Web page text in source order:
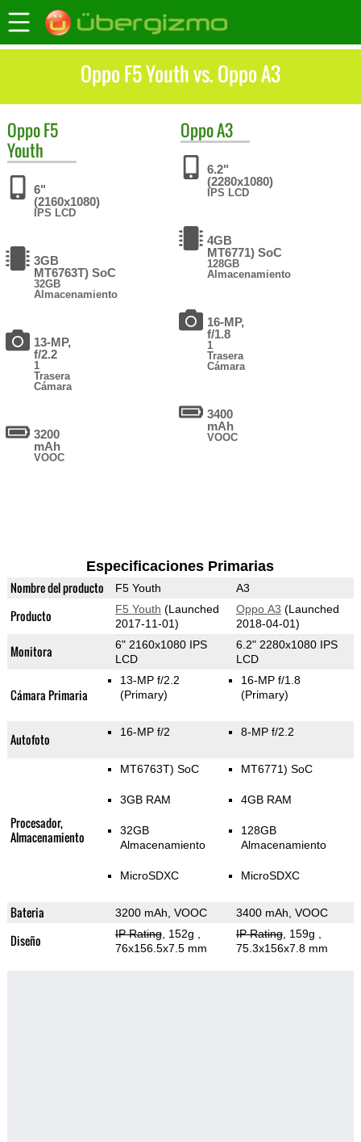
Oppo F5 Youth vs. Oppo A3
OppoF5
Youth
6"
(2160x1080)
IPS LCD
3GB
MT6763T) SoC
32GB
Almacenamiento
13-MP,
f/2.2
1
Trasera
Cámara
3200
mAh
VOOC
OppoA3
6.2"
(2280x1080)
IPS LCD
4GB
MT6771) SoC
128GB
Almacenamiento
16-MP,
f/1.8
1
Trasera
Cámara
3400
mAh
VOOC
Especificaciones Primarias
Nombre del producto F5 Youth A3
Producto F5 Youth (Launched
2017-11-01)
Oppo A3 (Launched
2018-04-01)
Monitora
6" 2160x1080 IPS
LCD
6.2" 2280x1080 IPS
LCD
Cámara Primaria
13-MP f/2.2
(Primary)
16-MP f/1.8
(Primary)
Autofoto 16-MP f/2 8-MP f/2.2
Procesador,
Almacenamiento
MT6763T) SoC
3GB RAM
32GB
Almacenamiento
MicroSDXC
MT6771) SoC
4GB RAM
128GB
Almacenamiento
MicroSDXC
Bateria 3200 mAh, VOOC 3400 mAh, VOOC
Diseño IP Rating, 152g
76x156.5x7.5 mm
IP Rating, 159g
75.3x156x7.8 mm